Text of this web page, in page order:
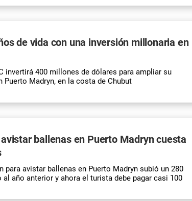
de vida con una inversión millonaria en
invertirá 400 millones de dólares para ampliar su
Puerto Madryn, en la costa de Chubut
ballenas en Puerto Madryn cuesta
para avistar ballenas en Puerto Madryn subió un 280
año anterior y ahora el turista debe pagar casi 100